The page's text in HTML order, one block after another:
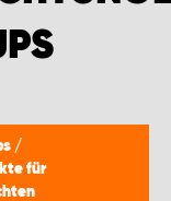
/
für